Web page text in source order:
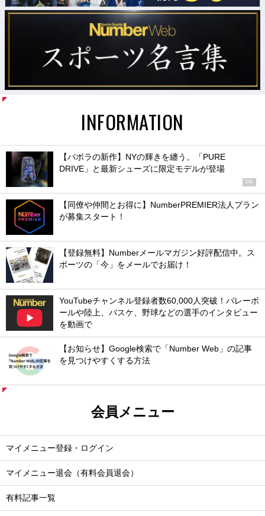
INFORMATION
【バボラの新作】NYの輝きを纏う。「PURE
DRIVE」と最新シューズに限定モデルが登場
PR
【同僚や仲間とお得に】NumberPREMIER法人プラン
が募集スタート！
【登録無料】Numberメールマガジン好評配信中。ス
ポーツの「今」をメールでお届け！
YouTubeチャンネル登録者数60,000人突破！バレーボ
ールや陸上、バスケ、野球などの選手のインタビュー
を動画で
【お知らせ】Google検索で「Number Web」の記事
を見つけやすくする方法
会員メニュー
マイメニュー登録・ログイン
マイメニュー退会（有料会員退会）
有料記事一覧